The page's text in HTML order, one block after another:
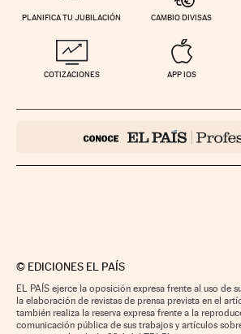
PLANIFICA TU JUBILACIÓN CAMBIO DIVISAS
COTIZACIONES APP IOS
© EDICIONES EL PAÍS
EL PAÍS ejerce la oposición expresa frente al uso de
la elaboración de revistas de prensa prevista en el
también realiza la reserva expresa frente a la
comunicación pública de sus trabajos y artículos